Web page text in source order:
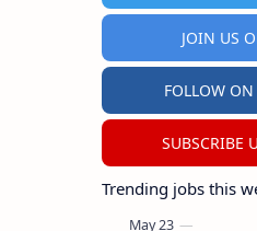
JOIN US
FOLLOW
SUBSCRIBE
Trending jobs this